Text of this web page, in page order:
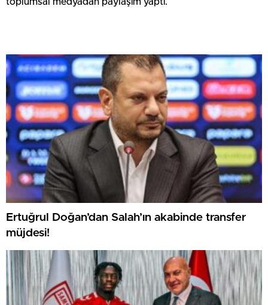
Ertuğrul Doğan’dan Salah’ın akabinde transfer
müjdesi!